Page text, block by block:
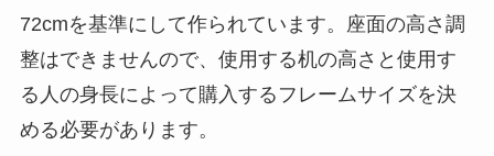
72cmを基準にして作られています。座面の高さ調
整はできませんので、使用する机の高さと使用す
る人の身長によって購入するフレームサイズを決
める必要があります。